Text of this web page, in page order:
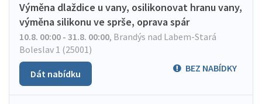
Výměna dlaždice u vany, osilikonovat hranu vany,
výměna silikonu ve sprše, oprava spár
10.8. 00:00 - 31.8. 00:00, Brandýs nad Labem-Stará
Boleslav 1 (25001)
BEZ NABÍDKY
Dát nabídku